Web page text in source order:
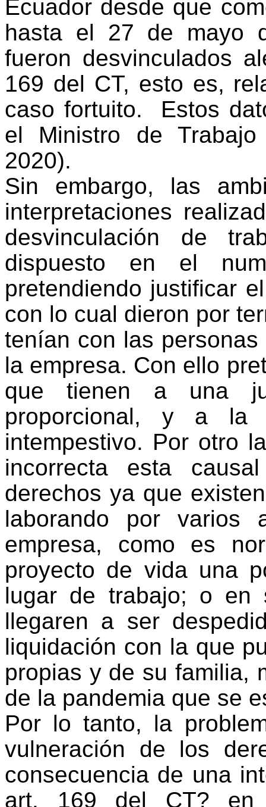
Ecuador desde que
hasta el 27 de mayo
fueron desvinculados
169 del CT, esto es,
caso fortuito. Estos
el Ministro de
2020).
Sin embargo, las
interpretaciones
desvinculación de
dispuesto en el
pretendiendo justificar
con lo cual dieron por
tenían con las
la empresa. Con ello
que tienen auna
proporcional, y
a la
intempestivo. Por otro
incorrecta esta causal
derechos ya que
laborando por varios
empresa, como es
proyecto de vida una
lugar de trabajo; o en
llegaren a ser
liquidación con la que
propias y de su familia,
de la pandemia que se
Por lo tanto, la
vulneración de los
consecuencia de una
art. 169 del CT? en